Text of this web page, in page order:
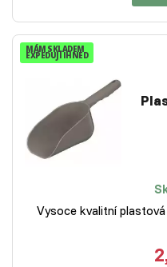
MÁM SKLADEM
EXPEDUJI IHNED
Vysoce kvalitní